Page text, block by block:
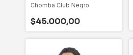
Chomba Club Negro
$45.000,00